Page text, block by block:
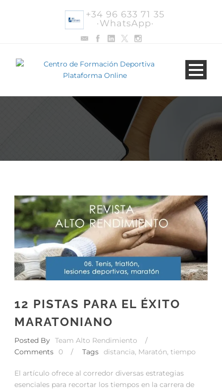
+34 96 633 71 35
·WhatsApp·
12 PISTAS PARA EL ÉXITO
MARATONIANO
Posted By Team Alto Rendimiento
/
Comments
0 / Tags distancia, Maratón, tiempo
El artículo ofrece al corredor diversas estrategias
esenciales para recortar los tiempos en la carrera de